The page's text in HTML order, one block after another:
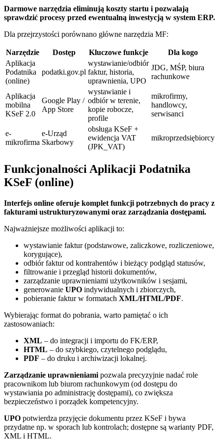
Darmowe narzędzia eliminują koszty startu i pozwalają
sprawdzić procesy przed ewentualną inwestycją w system ERP.
Dla przejrzystości porównano główne narzędzia MF:
Narzędzie Dostęp Kluczowe funkcje
Dla kogo
Aplikacja
Podatnika
(online)
podatki.gov.pl
wystawianie/odbiór
faktur, historia,
uprawnienia, UPO
JDG, MŚP, biura
rachunkowe
Aplikacja
mobilna
KSeF 2.0
Google Play /
App Store
wystawianie i
odbiór w terenie,
kopie robocze,
profile
mikrofirmy,
handlowcy,
serwisanci
e-
mikrofirma
e-Urząd
Skarbowy
obsługa KSeF +
ewidencja VAT
(JPK_VAT)
mikroprzedsiębiorcy
Funkcjonalności Aplikacji Podatnika
KSeF (online)
Interfejs online oferuje komplet funkcji potrzebnych do pracy z
fakturami ustrukturyzowanymi oraz zarządzania dostępami.
Najważniejsze możliwości aplikacji to:
wystawianie faktur (podstawowe, zaliczkowe, rozliczeniowe,
korygujące),
odbiór faktur od kontrahentów i bieżący podgląd statusów,
filtrowanie i przegląd historii dokumentów,
zarządzanie uprawnieniami użytkowników i sesjami,
generowanie UPO indywidualnych i zbiorczych,
pobieranie faktur w formatach XML/HTML/PDF.
Wybierając format do pobrania, warto pamiętać o ich
zastosowaniach:
XML – do integracji i importu do FK/ERP,
HTML – do szybkiego, czytelnego podglądu,
PDF – do druku i archiwizacji lokalnej.
Zarządzanie uprawnieniami pozwala precyzyjnie nadać role
pracownikom lub biurom rachunkowym (od dostępu do
wystawiania po administrację dostępami), co zwiększa
bezpieczeństwo i porządek kompetencyjny.
UPO potwierdza przyjęcie dokumentu przez KSeF i bywa
przydatne np. w sporach lub kontrolach; dostępne są warianty PDF,
XML i HTML.